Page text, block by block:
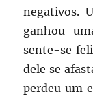
negativos.
ganhou
sente-se
dele se
perdeu um